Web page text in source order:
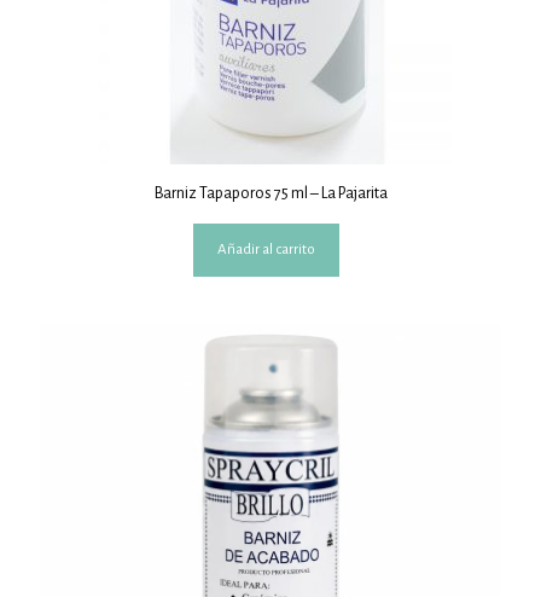
Barniz Tapaporos 75 ml – La Pajarita
Añadir al carrito